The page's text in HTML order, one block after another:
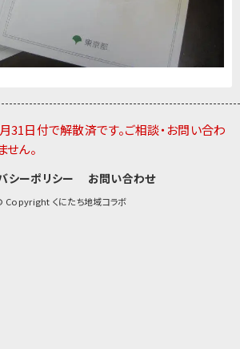
日付で解散済です。ご相談・お問い合わ
ん。
シーポリシー お問い合わせ
Copyright くにたち地域コラボ